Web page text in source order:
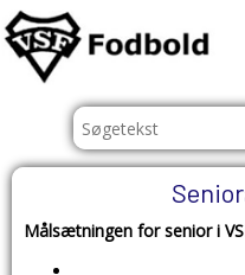
Målsætningen for senior i